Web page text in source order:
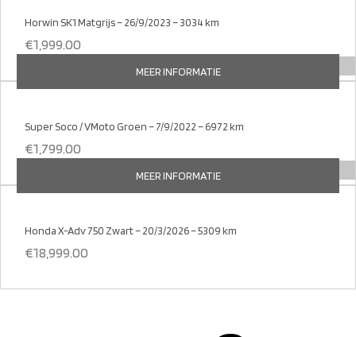
Horwin SK1 Matgrijs – 26/9/2023 – 3034 km
€1,999.00
MEER INFORMATIE
Super Soco / VMoto Groen – 7/9/2022 – 6972 km
€1,799.00
MEER INFORMATIE
Honda X-Adv 750 Zwart – 20/3/2026 – 5309 km
€18,999.00